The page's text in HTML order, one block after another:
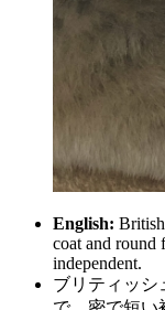
English:
coat and round
independent.
ブリティッシ